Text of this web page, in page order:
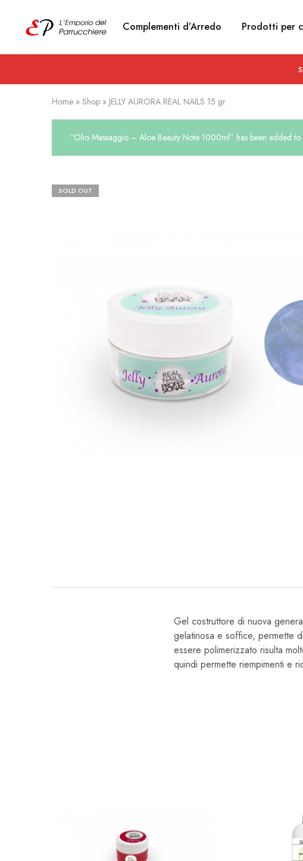
Emporio
del
Prodotti
estetici
Articoli
Complementi d’Arredo Prodotti per
Home » Shop » JELLY AURORA REAL NAILS 15 gr.
“Olio Massaggio – Aloe Beauty Note 1000ml” has been added to
SOLD OUT
Gel costruttore di nuova
gelatinosa e soffice, permette
essere polimerizzato risulta
quindi permette riempimenti e